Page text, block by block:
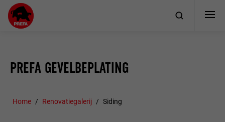
PREFA GEVELBEPLATING
Home Renovatiegalerij Siding